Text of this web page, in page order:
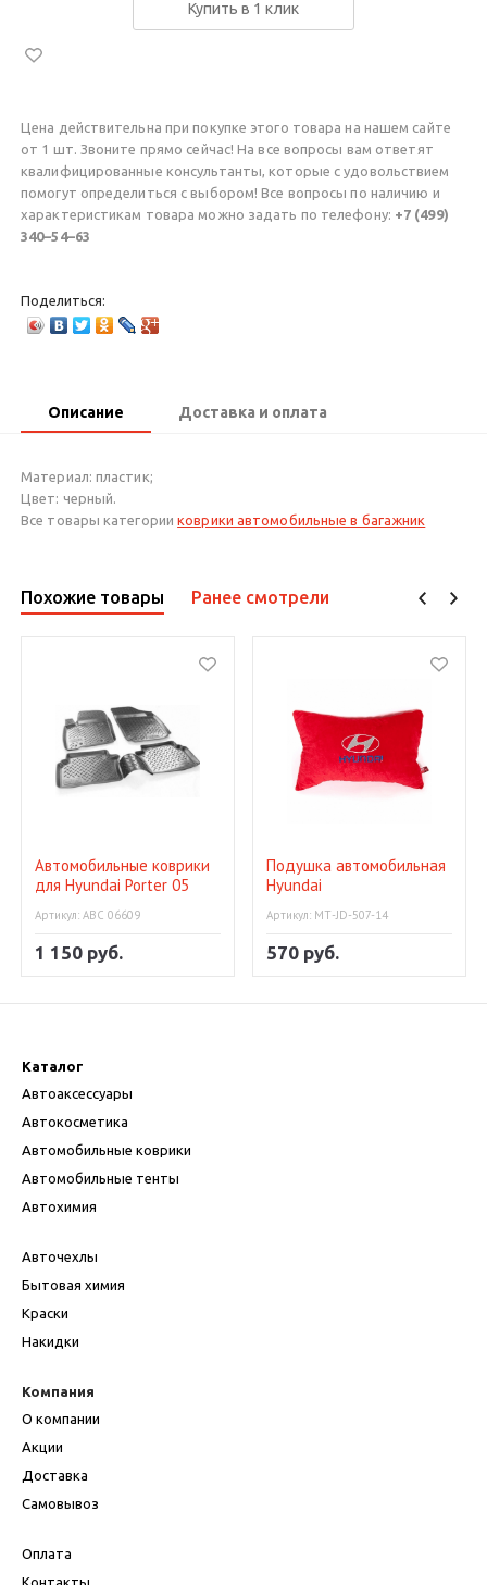
Купить в 1 клик
Цена действительна при покупке этого товара на нашем сайте
от 1 шт. Звоните прямо сейчас! На все вопросы вам ответят
квалифицированные консультанты, которые с удовольствием
помогут определиться с выбором! Все вопросы по наличию и
характеристикам товара можно задать по телефону: +7 (499)
340–54–63
Поделиться:
Описание Доставка и оплата
Материал: пластик;
Цвет: черный.
Все товары категорииковрики автомобильные в багажник
Похожие товары Ранее смотрели
Автомобильные коврики
для Hyundai Porter 05
Артикул: АВС 06609
1 150 руб.
Подушка автомобильная
Hyundai
Артикул: МТ-JD-507-14
570 руб.
Каталог
Автоаксессуары
Автокосметика
Автомобильные коврики
Автомобильные тенты
Автохимия
Авточехлы
Бытовая химия
Краски
Накидки
Компания
О компании
Акции
Доставка
Самовывоз
Оплата
Контакты